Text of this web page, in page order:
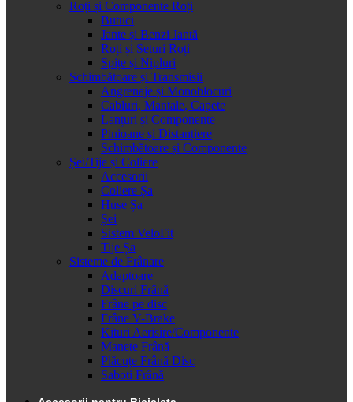
Roți și Componente Roți
Butuci
Jante și Benzi Jantă
Roți și Seturi Roți
Spițe și Nipluri
Schimbătoare și Transmisii
Angrenaje și Monoblocuri
Cabluri, Mantale, Capete
Lanțuri și Componente
Pinioane și Distanțiere
Schimbătoare și Componente
Șei/Tije și Coliere
Accesorii
Coliere Șa
Huse Șa
Șei
Sistem VeloFit
Tije Șa
Sisteme de Frânare
Adaptoare
Discuri Frână
Frâne pe disc
Frâne V-Brake
Kituri Aerisire/Componente
Manete Frână
Plăcuțe Frână Disc
Saboti Frână